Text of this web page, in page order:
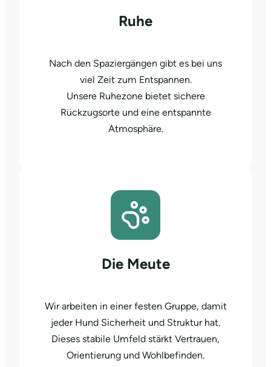
Ruhe
Nach den Spaziergängen gibt es bei uns
viel Zeit zum Entspannen.
Unsere Ruhezone bietet sichere
Rückzugsorte und eine entspannte
Atmosphäre.
Die Meute
Wir arbeiten in einer festen Gruppe, damit
jeder Hund Sicherheit und Struktur hat.
Dieses stabile Umfeld stärkt Vertrauen,
Orientierung und Wohlbefinden.